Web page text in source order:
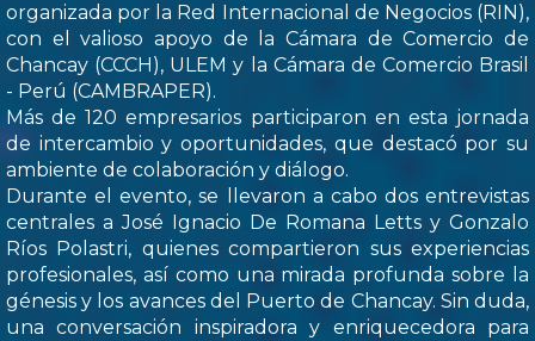
organizada por la Red Internacional de Negocios (RIN),
con el valioso apoyo de la Cámara de Comercio de
Chancay (CCCH), ULEM y la Cámara de Comercio Brasil
- Perú (CAMBRAPER).
Más de 120 empresarios participaron en esta jornada
de intercambio y oportunidades, que destacó por su
ambiente de colaboración y diálogo.
Durante el evento, se llevaron a cabo dos entrevistas
centrales a José Ignacio De Romana Letts y Gonzalo
Ríos Polastri, quienes compartieron sus experiencias
profesionales, así como una mirada profunda sobre la
génesis y los avances del Puerto de Chancay. Sin duda,
una conversación inspiradora y enriquecedora para